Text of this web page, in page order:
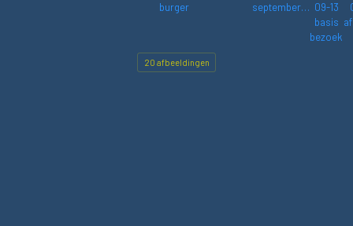
burger
september… 09-13
basis
bezoek
20 afbeeldingen